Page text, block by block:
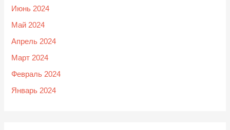
Июнь 2024
Май 2024
Апрель 2024
Март 2024
Февраль 2024
Январь 2024